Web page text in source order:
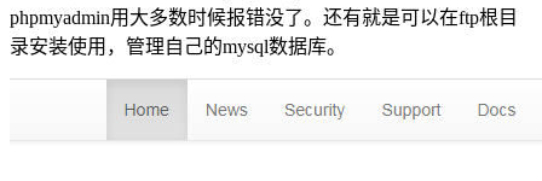
phpmyadmin用大多数时候报错没了。还有就是可以在ftp根目
录安装使用，管理自己的mysql数据库。